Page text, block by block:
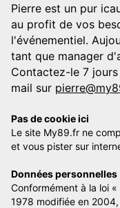
Pierre est un pur
au profit de vos
l'événementiel.
tant que manager
Contactez-le 7
mail sur
Pas de cookie ici
Le site My89.fr ne
et vous pister sur
Données personnelles
Conformément à la loi
1978 modifiée en